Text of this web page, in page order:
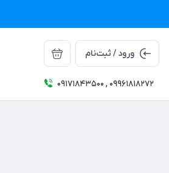
ورود / ثبت‌نام
09171843500 , 09961818272